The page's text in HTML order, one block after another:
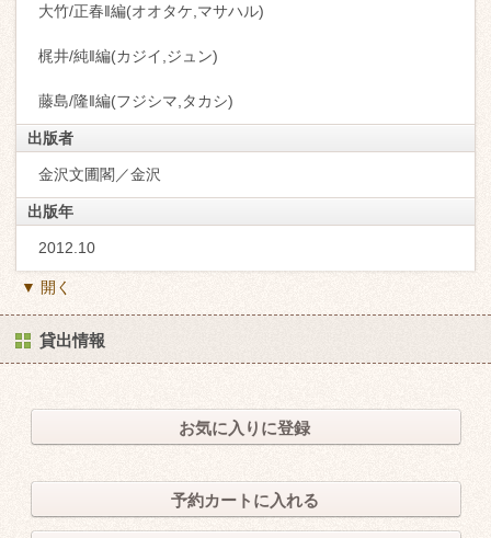
大竹/正春‖編(オオタケ,マサハル)
梶井/純‖編(カジイ,ジュン)
藤島/隆‖編(フジシマ,タカシ)
出版者
金沢文圃閣／金沢
出版年
2012.10
▼ 開く
貸出情報
お気に入りに登録
予約カートに入れる